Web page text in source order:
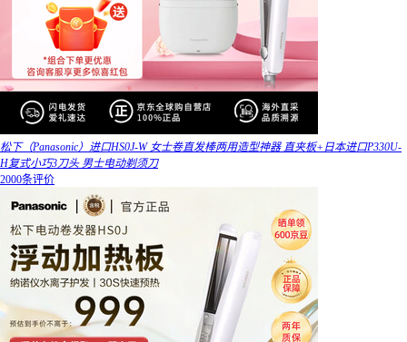
松下（Panasonic）进口HS0J-W 女士卷直发棒两用造型神器 直夹板+日本进口P330U-
H复式小巧3刀头 男士电动剃须刀
2000条评价